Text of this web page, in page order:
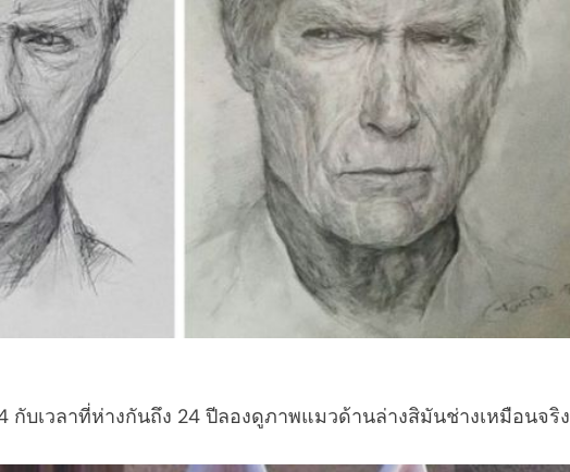
กับเวลาที่ห่างกันถึง 24 ปีลองดูภาพแมวด้านล่างสิมันช่างเหมือนจริง